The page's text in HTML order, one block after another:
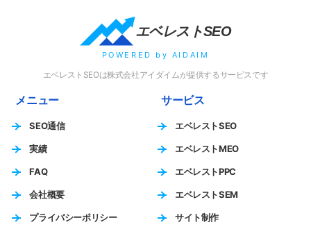
エベレストSEO
POWERED by AIDAIM
エベレストSEOは株式会社アイダイムが提供するサービスです
メニュー
SEO通信
実績
FAQ
会社概要
プライバシーポリシー
サービス
エベレストSEO
エベレストMEO
エベレストPPC
エベレストSEM
サイト制作